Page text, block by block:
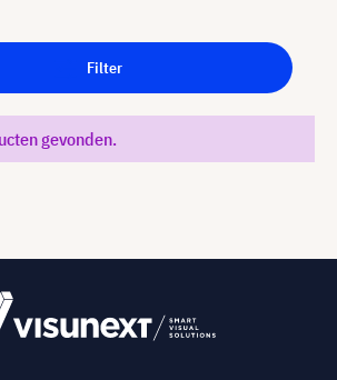
Filter
gevonden.